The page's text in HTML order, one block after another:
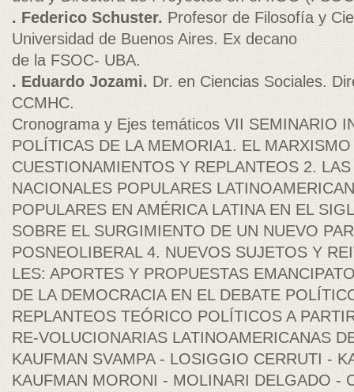
. Federico Schuster. Profesor de Filosofía y
Universidad de Buenos Aires. Ex decano
de la FSOC- UBA.
. Eduardo Jozami. Dr. en Ciencias Sociales.
CCMHC.
Cronograma y Ejes temáticos VII SEMINARIO
POLÍTICAS DE LA MEMORIA1. EL
CUESTIONAMIENTOS Y REPLANTEOS 2.
NACIONALES POPULARES
POPULARES EN AMÉRICA LATINA EN EL
SOBRE EL SURGIMIENTO DE UN NUEVO
POSNEOLIBERAL 4. NUEVOS SUJETOS Y
LES: APORTES Y PROPUESTAS
DE LA DEMOCRACIA EN EL DEBATE
REPLANTEOS TEÓRICO POLÍTICOS A
RE-VOLUCIONARIAS LATINOAMERICANAS
KAUFMAN SVAMPA - LOSIGGIO CERRUTI -
KAUFMAN MORONI - MOLINARI DELGADO -